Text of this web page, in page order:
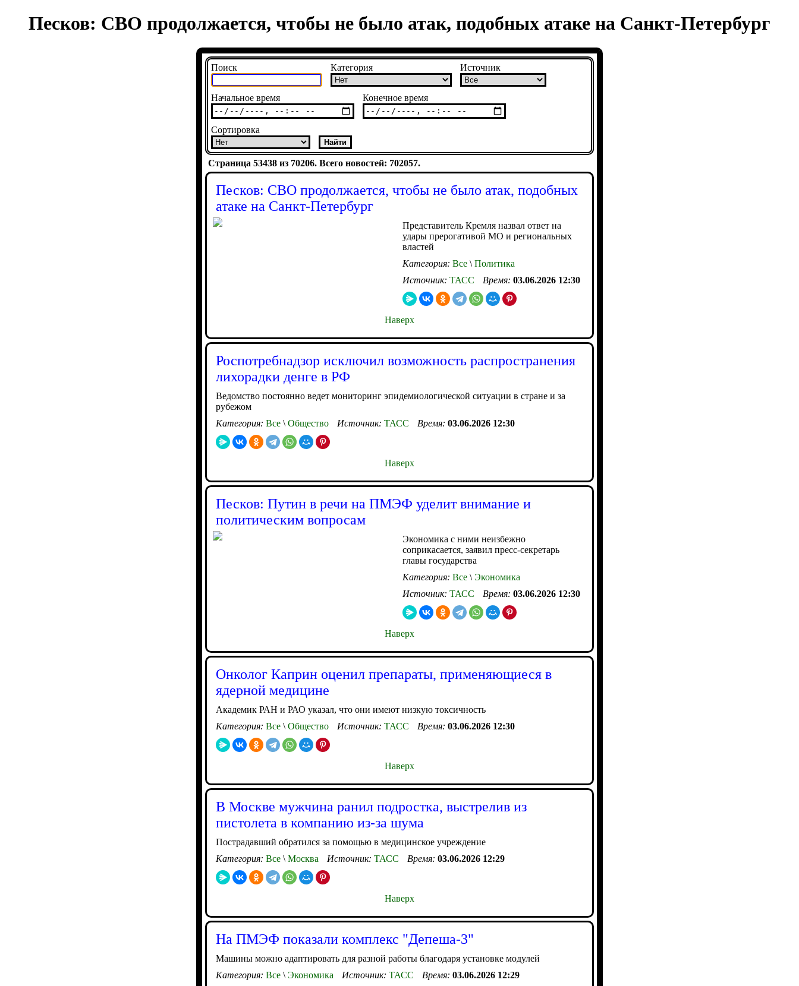
Песков: СВО продолжается, чтобы не было атак, подобных атаке на Санкт-Петербург
Поиск Категория Источник
Начальное время Конечное время
Сортировка
Страница 53438 из 70206. Всего новостей: 702057.
Песков: СВО продолжается, чтобы не было атак, подобных
атаке на Санкт-Петербург
Представитель Кремля назвал ответ на
удары прерогативой МО и региональных
властей
Категория: Все \ Политика
Источник: ТАСС Время: 03.06.2026 12:30
Наверх
Роспотребнадзор исключил возможность распространения
лихорадки денге в РФ
Ведомство постоянно ведет мониторинг эпидемиологической ситуации в стране и за
рубежом
Категория: Все \ Общество Источник: ТАСС Время: 03.06.2026 12:30
Наверх
Песков: Путин в речи на ПМЭФ уделит внимание и
политическим вопросам
Экономика с ними неизбежно
соприкасается, заявил пресс-секретарь
главы государства
Категория: Все \ Экономика
Источник: ТАСС Время: 03.06.2026 12:30
Наверх
Онколог Каприн оценил препараты, применяющиеся в
ядерной медицине
Академик РАН и РАО указал, что они имеют низкую токсичность
Категория: Все \ Общество Источник: ТАСС Время: 03.06.2026 12:30
Наверх
В Москве мужчина ранил подростка, выстрелив из
пистолета в компанию из-за шума
Пострадавший обратился за помощью в медицинское учреждение
Категория: Все \ Москва Источник: ТАСС Время: 03.06.2026 12:29
Наверх
На ПМЭФ показали комплекс "Депеша-3"
Машины можно адаптировать для разной работы благодаря установке модулей
Категория: Все \ Экономика Источник: ТАСС Время: 03.06.2026 12:29